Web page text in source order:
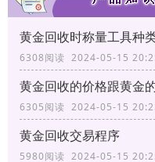
黄金回收时称量工具种
6308阅读 2024-05-15
黄金回收的价格跟黄金
6305阅读 2024-05-15
黄金回收交易程序
5980阅读 2024-05-15